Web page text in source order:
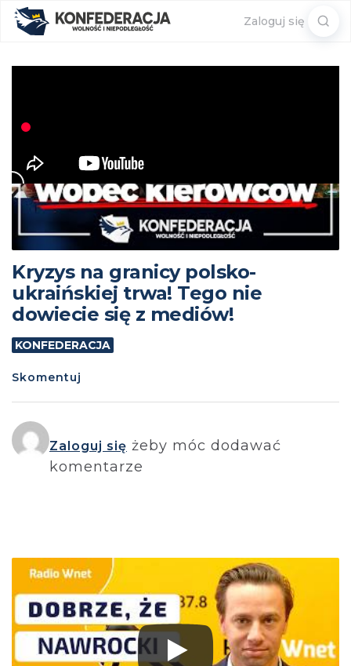
Zaloguj się
Kryzys na granicy polsko-
ukraińskiej trwa! Tego nie
dowiecie się z mediów!
KONFEDERACJA
Skomentuj
Zaloguj się żeby móc dodawać
komentarze